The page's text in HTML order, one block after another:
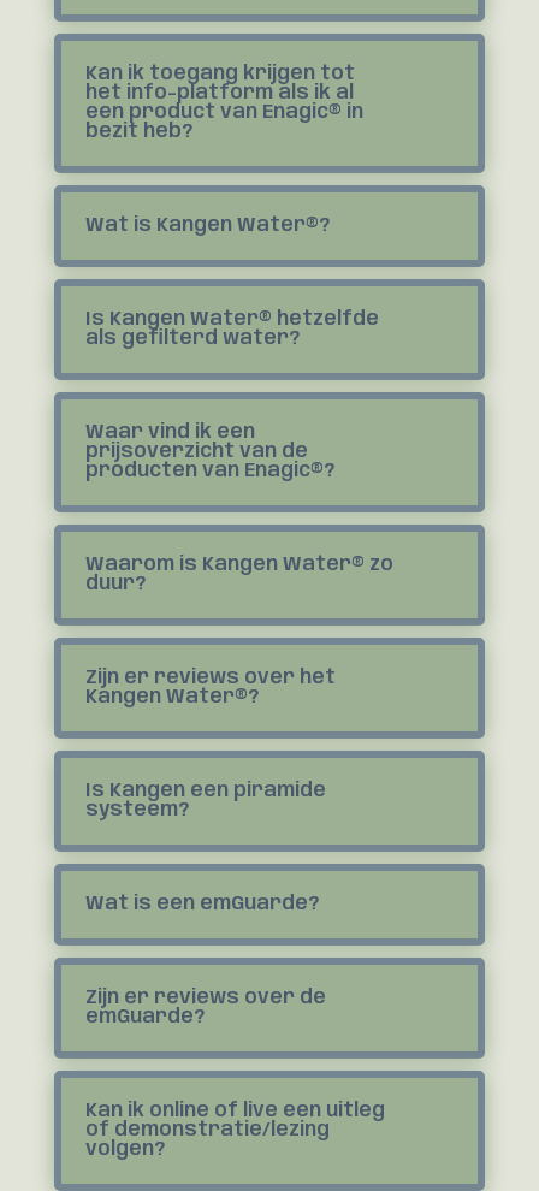
Kan ik toegang krijgen tot
het info-platform als ik al
een product van Enagic® in
bezit heb?
Wat is Kangen Water®?
Is Kangen Water® hetzelfde
als gefilterd water?
Waar vind ik een
prijsoverzicht van de
producten van Enagic®?
Waarom is Kangen Water® zo
duur?
Zijn er reviews over het
Kangen Water®?
Is Kangen een piramide
systeem?
Wat is een emGuarde?
Zijn er reviews over de
emGuarde?
Kan ik online of live een uitleg
of demonstratie/lezing
volgen?